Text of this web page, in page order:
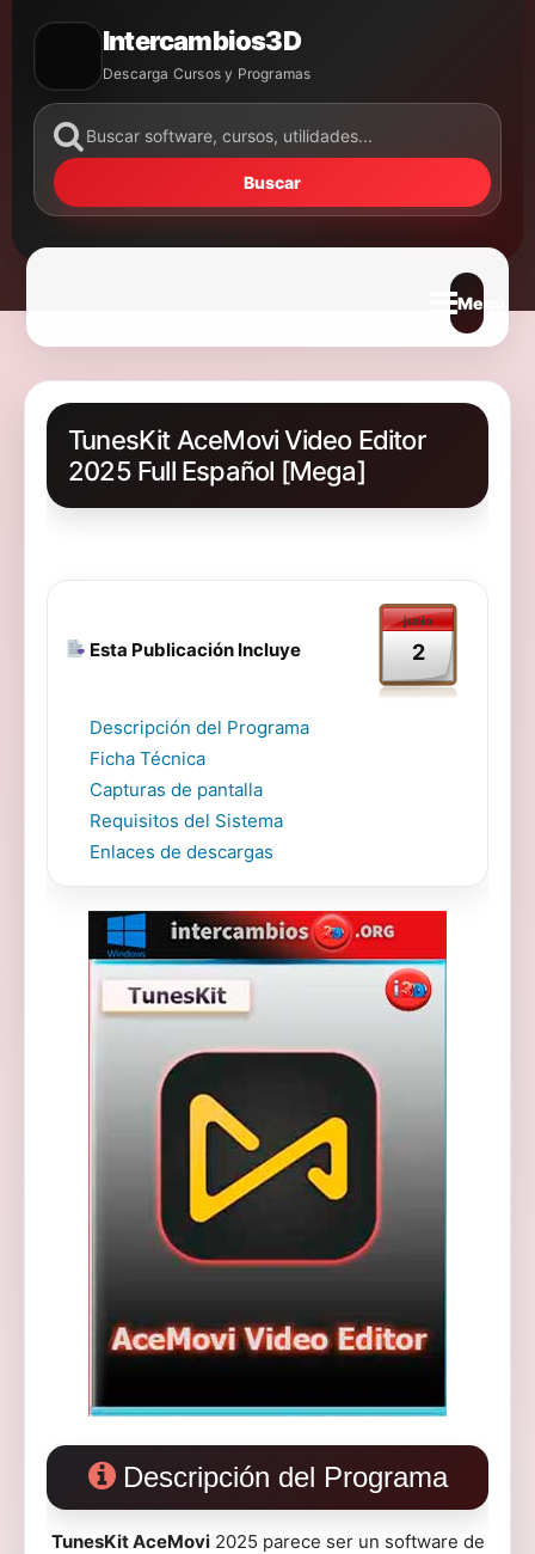
Intercambios3D
Descarga Cursos y Programas
Buscar
Abrir
TunesKit AceMovi Video Editor
2025 Full Español [Mega]
Esta Publicación Incluye
junio
2
Descripción del Programa
Ficha Técnica
Capturas de pantalla
Requisitos del Sistema
Enlaces de descargas
Descripción del Programa
TunesKit AceMovi2025 parece ser un software de